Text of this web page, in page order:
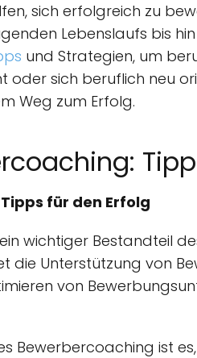
sich erfolgreich zu
Lebenslaufs bis
und Strategien, um
oder sich beruflich neu
Weg zum Erfolg.
für den Erfolg
wichtiger Bestandteil
die Unterstützung von
von
Bewerbercoaching ist